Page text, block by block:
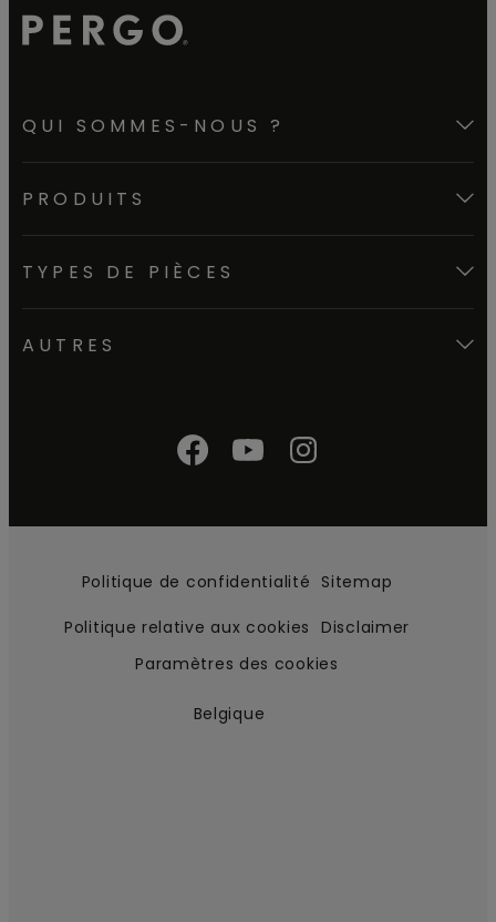
QUI SOMMES-NOUS ?
PRODUITS
TYPES DE PIÈCES
AUTRES
Politique de confidentialité Sitemap
Politique relative aux cookies Disclaimer
Paramètres des cookies
Belgique